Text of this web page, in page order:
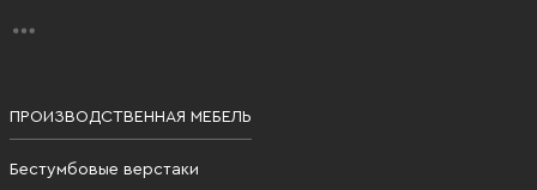
ПРОИЗВОДСТВЕННАЯ МЕБЕЛЬ
Бестумбовые верстаки